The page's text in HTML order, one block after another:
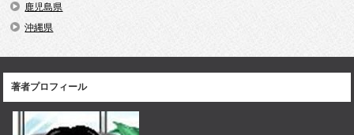
鹿児島県
沖縄県
著者プロフィール